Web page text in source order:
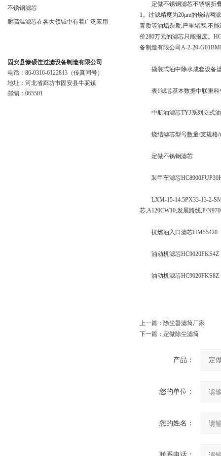
定做不锈钢滤芯不锈钢折叠
1。过滤精度为20μm的烧结网
青质等油垢杂质,严重堵塞,不
价280万元的滤芯只能报废。
备制造有限公司A-2-20-
撬装式油中除水成套设备滤
表1滤芯基本数据中联重科
中航油滤芯TYJ系列立式油
烧结滤芯型号数量/支规格/
定做不锈钢滤芯
装甲车滤芯
LXM-15-14.5PX33-13-2-
芯,A120CW10,发展路线,P/
抗燃油入口滤芯HM55420
油动机滤芯HC9020FKS4Z
油动机滤芯HC9020FKS8Z
上一篇： 除尘器滤筒厂家
下一篇： 定做除尘滤筒
产品：
您的单位：
您的姓名：
不锈钢滤芯
耐高温滤芯在各大领域中有着广泛应用
固安县慷硕佳过滤设备制造有限公司
电话：86-0316-6122813（传真同号）
地址：河北省廊坊市固安县牛驼镇
邮编：065501